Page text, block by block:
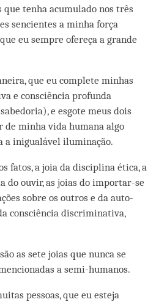
tenha acumulado nos três
sencientes a minha força
eu sempre ofereça a grande
que eu complete minhas
e consciência profunda
e esgote meus dois
de minha vida humana algo
a inigualável iluminação.
fatos, a joia da disciplina ética, a
do ouvir, as joias do importar-se
sobre os outros e da auto-
consciência discriminativa,
as sete joias que nunca se
a semi-humanos.
pessoas, que eu esteja